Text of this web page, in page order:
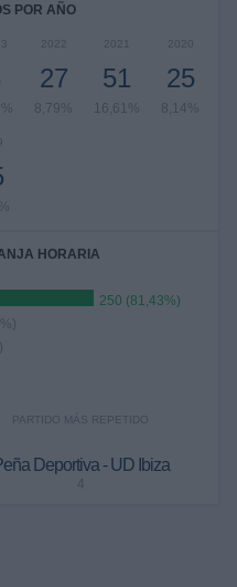
POR AÑO
2022
27
8,79%
2021
51
16,61%
2020
25
8,14%
HORARIA
250 (81,43%)
PARTIDO MÁS REPETIDO
Deportiva - UD Ibiza
4